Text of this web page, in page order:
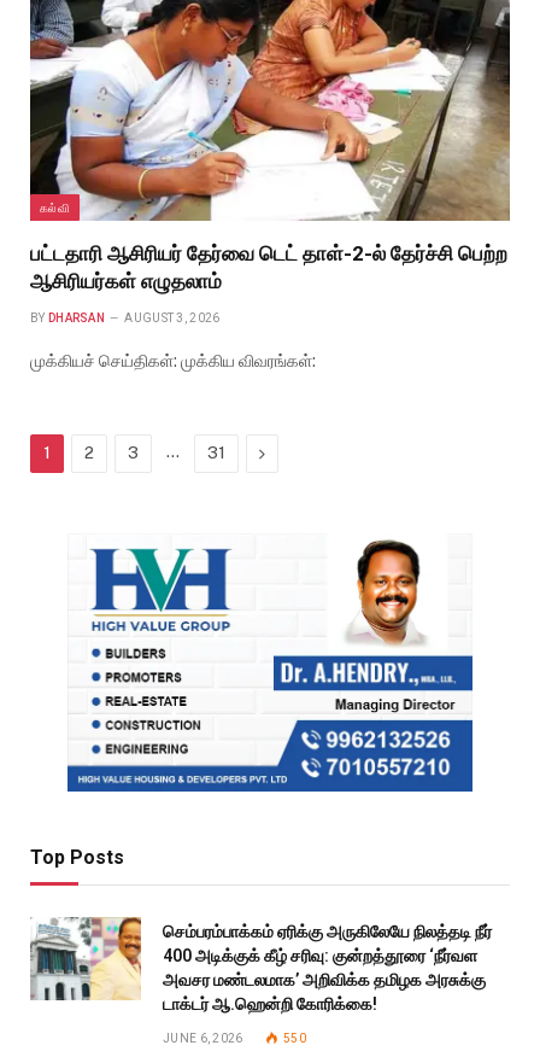
கல்வி
பட்​ட​தாரி ஆசிரியர் தேர்வை டெட் தாள்​-2-ல் தேர்ச்சி பெற்ற
ஆசிரியர்கள் எழுதலாம்
BY DHARSAN AUGUST 3, 2026
முக்கியச் செய்திகள்: முக்கிய விவரங்கள்:
1 2 3 … 31 Next
Top Posts
செம்பரம்பாக்கம் ஏரிக்கு அருகிலேயே நிலத்தடி நீர்
400 அடிக்குக் கீழ் சரிவு: குன்றத்தூரை ‘நீர்வள
அவசர மண்டலமாக’ அறிவிக்க தமிழக அரசுக்கு
டாக்டர் ஆ.ஹென்றி கோரிக்கை!
JUNE 6, 2026 550